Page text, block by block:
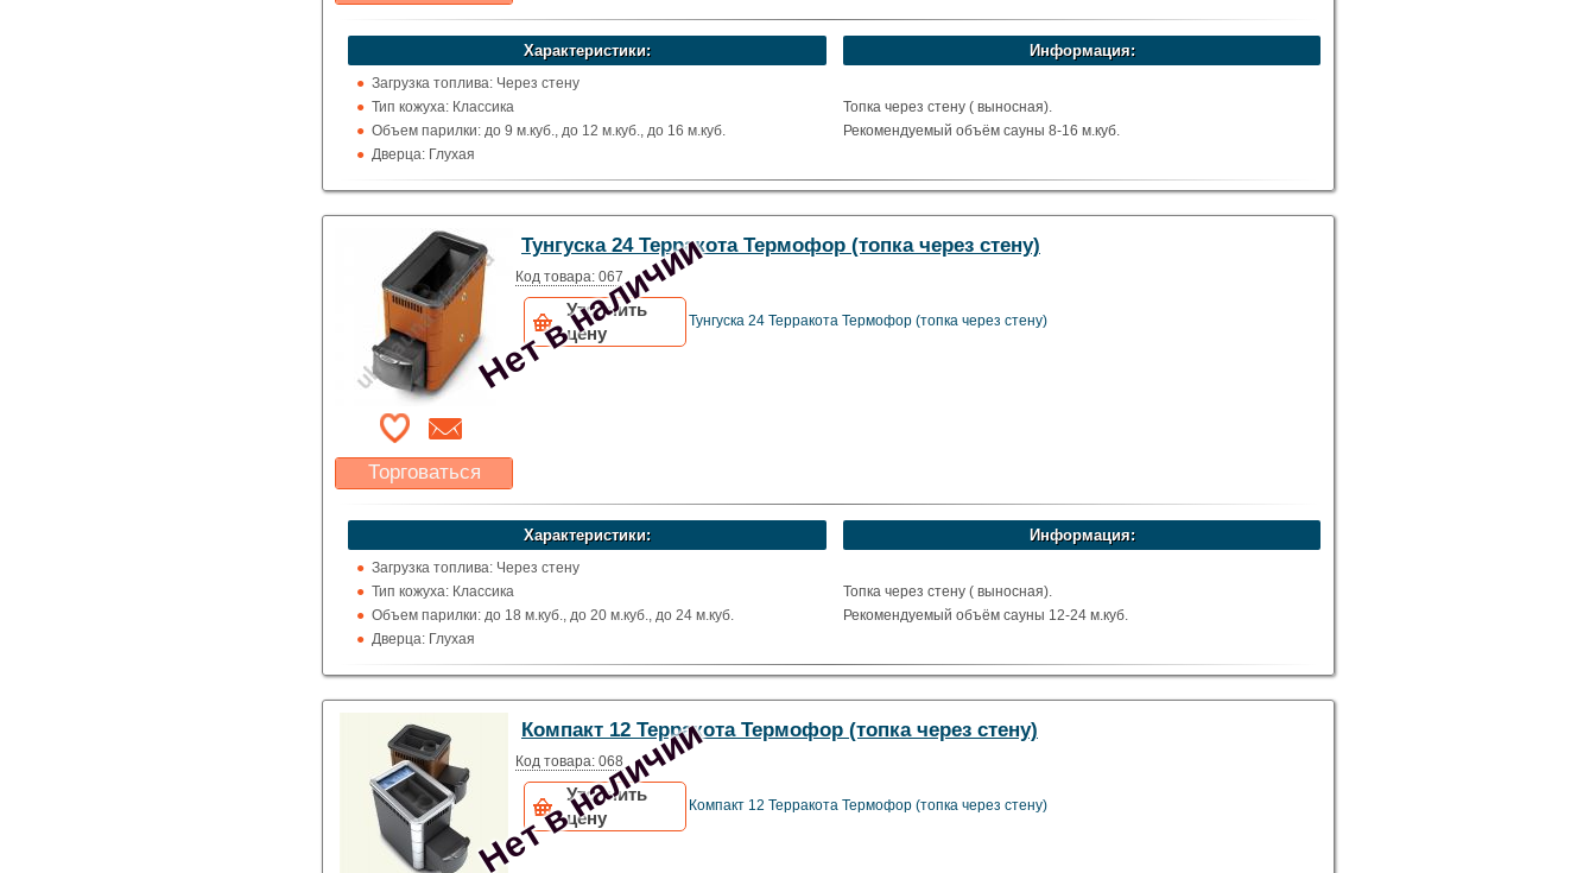
Какая цена Вас
устроит?
Указать цену
Характеристики:
Загрузка топлива: Через стену
Тип кожуха: Классика
Объем парилки: до 9 м.куб., до 12 м.куб., до 16 м.куб.
Дверца: Глухая
Выход дымохода: Вверх
Производитель: Термофор
Информация:
Топка через стену ( выносная).
Рекомендуемый объём сауны 8-16 м.куб.
Нет в наличии
Торговаться
Какая цена Вас
устроит?
Указать цену
Тунгуска 24 Терракота Термофор (топка через стену)
Код товара: 067
Уточнить
цену
Тунгуска 24 Терракота Термофор (топка через стену)
Характеристики:
Загрузка топлива: Через стену
Тип кожуха: Классика
Объем парилки: до 18 м.куб., до 20 м.куб., до 24 м.куб.
Дверца: Глухая
Выход дымохода: Вверх
Производитель: Термофор
Информация:
Топка через стену ( выносная).
Рекомендуемый объём сауны 12-24 м.куб.
Нет в наличии
Компакт 12 Терракота Термофор (топка через стену)
Код товара: 068
Уточнить
цену
Компакт 12 Терракота Термофор (топка через стену)